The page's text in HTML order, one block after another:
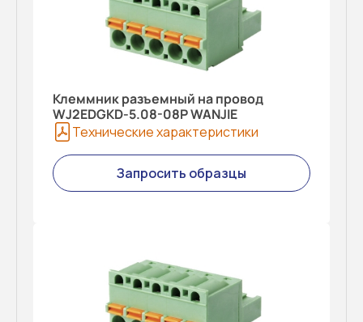
Клеммник разъемный на провод
WJ2EDGKD-5.08-08P WANJIE
Технические характеристики
Запросить образцы